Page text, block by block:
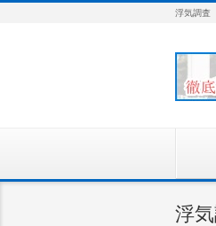
浮気調査
浮